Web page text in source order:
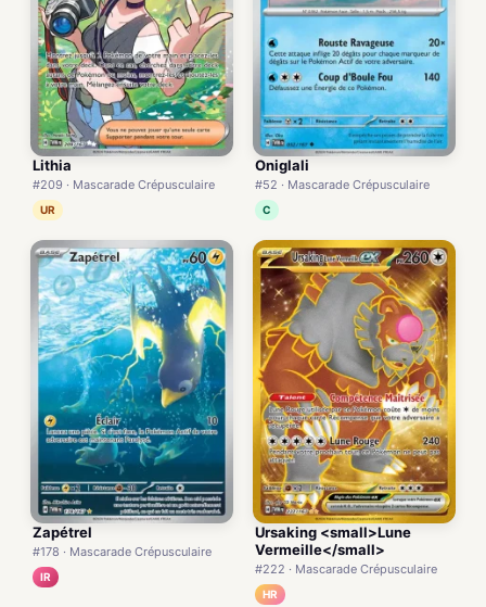
Lithia
#209 · Mascarade Crépusculaire
UR
Oniglali
#52 · Mascarade Crépusculaire
C
Zapétrel
#178 · Mascarade Crépusculaire
IR
Ursaking <small>Lune
Vermeille</small>
#222 · Mascarade Crépusculaire
HR